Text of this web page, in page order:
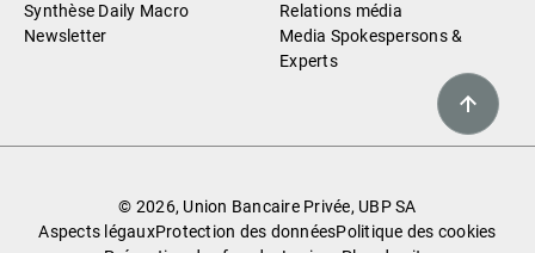
Synthèse Daily Macro
Newsletter
Relations média
Media Spokespersons &
Experts
© 2026, Union Bancaire Privée, UBP SA
Aspects légauxProtection des donnéesPolitique des cookies